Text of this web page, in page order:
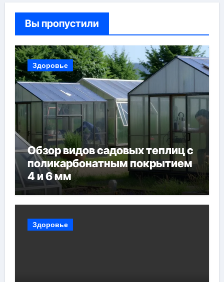
Вы пропустили
Здоровье
Обзор видов садовых теплиц с
поликарбонатным покрытием
4 и 6 мм
Здоровье